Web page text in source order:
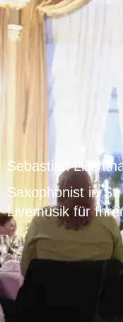
Sebastian
Saxophonist in
Livemusik für